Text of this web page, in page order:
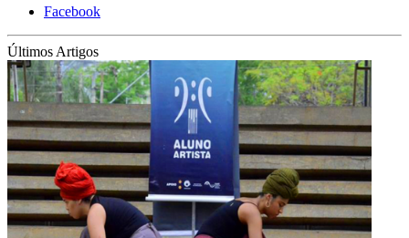
Facebook
Últimos Artigos